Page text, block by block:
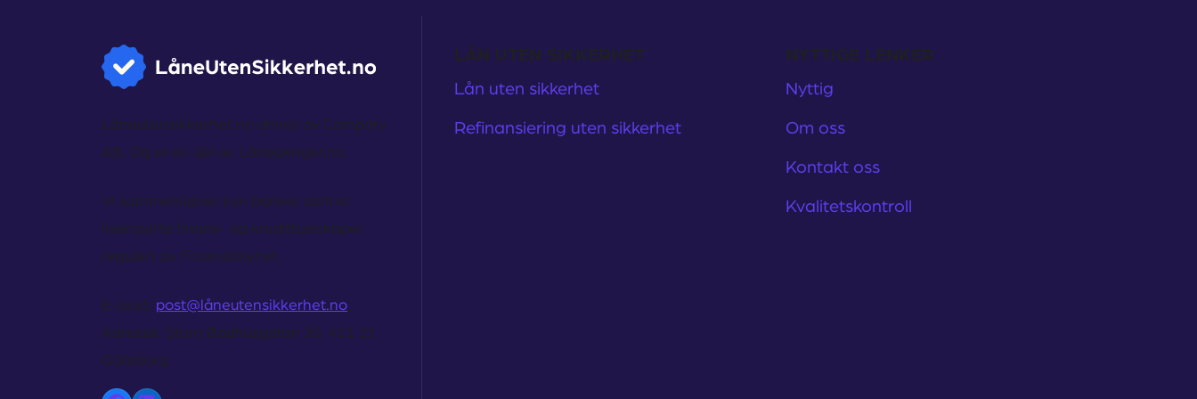
Låneutensikkerhet.no drives av Compary
AB. Og er en del av Lånepenger.no.
Vi sammenligner kun banker som er
lisensierte finans- og kredittselskaper
regulert av Finanstilsynet.
E-post: post@låneutensikkerhet.no
Adresse: Stora Badhusgatan 20, 411 21
Göteborg
LÅN UTEN SIKKERHET
Lån uten sikkerhet
Refinansiering uten sikkerhet
NYTTIGE LENKER
Nyttig
Om oss
Kontakt oss
Kvalitetskontroll